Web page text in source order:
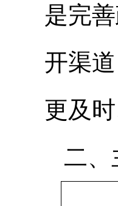
是完
开渠
更及时
二、